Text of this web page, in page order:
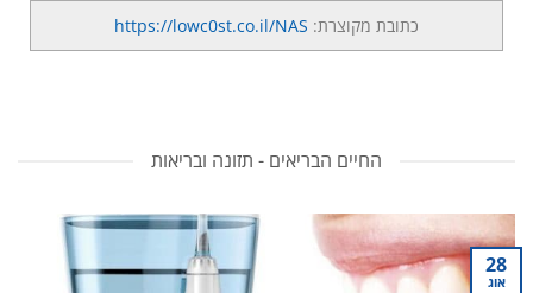
כתובת מקוצרת: https://lowc0st.co.il/NAS
החיים הבריאים - תזונה ובריאות
28
אוג